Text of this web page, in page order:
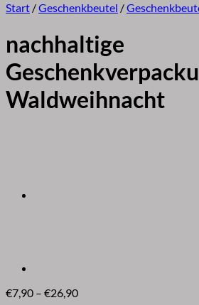
Start /Geschenkbeutel /
nachhaltige
Waldweihnacht
€7,90 – €26,90Preisspanne: